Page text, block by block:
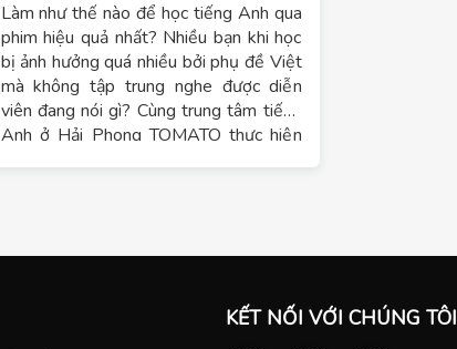
Làm như thế nào để học tiếng Anh qua
phim hiệu quả nhất? Nhiều bạn khi học
bị ảnh hưởng quá nhiều bởi phụ đề Việt
mà không tập trung nghe được diễn
viên đang nói gì? Cùng trung tâm tiếng
Anh ở Hải Phong TOMATO thực hiện
KẾT NỐI VỚI CHÚNG TÔI